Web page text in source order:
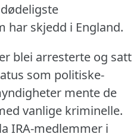
har skjedd i England.
blei arresterte og satt
som politiske-
mente de
vanlige kriminelle.
IRA-medlemmer i